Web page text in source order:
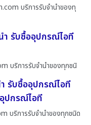
.com บริการรับจำนำของทุ
ำ รับซื้ออุปกรณ์ไอที
บริการรับจำนำของทุกชนิ
รับซื้ออุปกรณ์ไอที
ปกรณ์ไอที
บริการรับจำนำของทุกชนิด